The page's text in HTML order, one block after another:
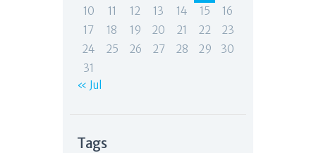
10
11 12 13 14 15
16
17
18 19 20 21 22
23
24
25 26 27 28 29
30
31
« Jul
Tags